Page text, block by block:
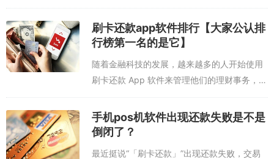
佣联盟，我做得都一般，但每个项目一个月目
前都有2000元左右的收入，加起来就是4000
多元了，堪比一般上班族的工资，如果...
刷卡还款app软件排行【大家公认排
行榜第一名的是它】
随着金融科技的发展，越来越多的人开始使用
刷卡还款 App 软件来管理他们的理财事务，其
中的刷卡还款 App 软件也越来越受欢迎。刷卡
还款 App 软件是一种能够有效帮助用户管理和
控制财务的软件，它可以...
手机pos机软件出现还款失败是不是
倒闭了？
最近挺说“「刷卡还款」”出现还款失败，交易